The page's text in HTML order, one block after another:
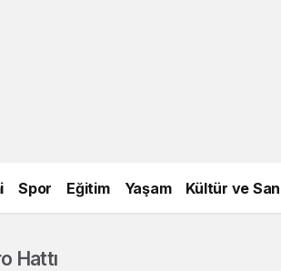
Spor Eğitim Yaşam Kültür ve
Hattı